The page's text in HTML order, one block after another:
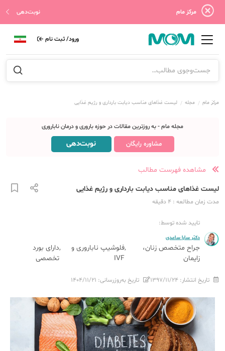
مرکز مام نوبت‌دهی
ورود/ ثبت نام
مرکز مام مجله لیست غذاهای مناسب دیابت بارداری و رژیم غذایی
مجله مام - به روزترین مقالات در حوزه باروری و درمان ناباروری
مشاوره رایگان نوبت‌دهی
مشاهده فهرست مطالب
لیست غذاهای مناسب دیابت بارداری و رژیم غذایی
مدت زمان مطالعه : 4 دقیقه
تایید شده توسط:
دکتر سارا ساعدی
جراح متخصص زنان،
زایمان
فلوشیپ ناباروری و
IVF
دارای بورد
تخصصی
تاریخ انتشار: ۱۳۹۷/۱۱/۲۴ تاریخ به‌روزرسانی: ۱۴۰۴/۱۱/۲۱